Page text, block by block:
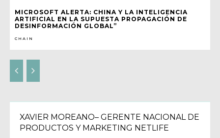
MICROSOFT ALERTA: CHINA Y LA INTELIGENCIA
ARTIFICIAL EN LA SUPUESTA PROPAGACIÓN DE
DESINFORMACIÓN GLOBAL”
CHAIN
XAVIER MOREANO– GERENTE NACIONAL DE
PRODUCTOS Y MARKETING NETLIFE